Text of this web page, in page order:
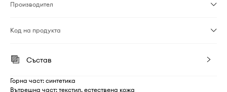
Производител
Код на продукта
Състав
Горна част: синтетика
Вътрешна част: текстил, естествена кожа